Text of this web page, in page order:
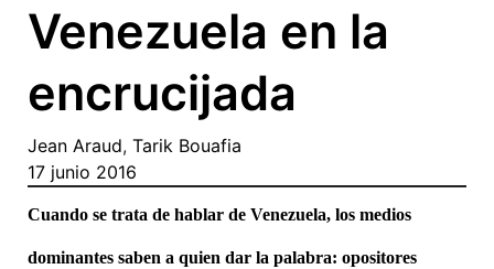
Venezuela en la
encrucijada
Jean Araud, Tarik Bouafia
17 junio 2016
Cuando se trata de hablar de Venezuela, los medios
dominantes saben a quien dar la palabra: opositores